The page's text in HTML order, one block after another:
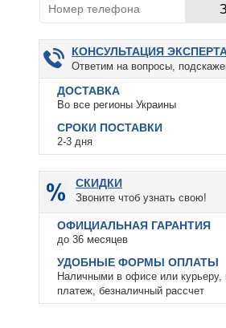
КОНСУЛЬТАЦИЯ
Ответим на вопросы,
ДОСТАВКА
Во все регионы Украины
СРОКИ ПОСТАВКИ
2-3 дня
СКИДКИ
Звоните чтоб узнать свою!
ОФИЦИАЛЬНАЯ ГАРАНТИЯ
до 36 месяцев
УДОБНЫЕ ФОРМЫ ОПЛАТЫ
Наличными в офисе или
платеж, безналичный рассчет